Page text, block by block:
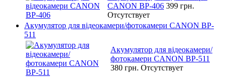
CANON BP-406 399 грн.
Отсутствует
Акумулятор для відеокамери/фотокамери CANON BP-
511
Акумулятор для відеокамери/
фотокамери CANON BP-511
380 грн. Отсутствует